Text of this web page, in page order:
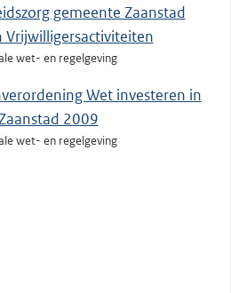
gemeente Zaanstad
Vrijwilligersactiviteiten
wet- en regelgeving
Wet investeren in
2009
wet- en regelgeving